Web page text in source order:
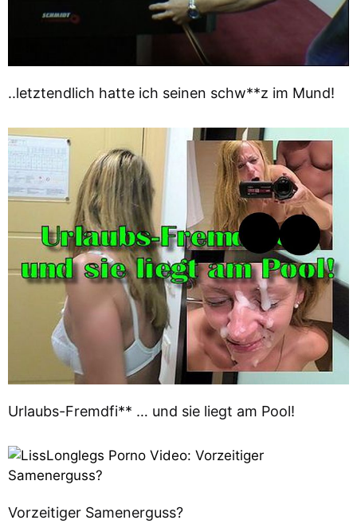
..letztendlich hatte ich seinen schw**z im Mund!
Urlaubs-Fremdfi** … und sie liegt am Pool!
Vorzeitiger Samenerguss?